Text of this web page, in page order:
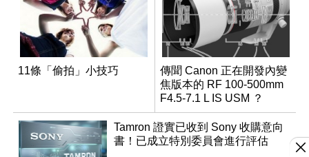
11條「偷拍」小技巧
傳聞 Canon 正在開發內變
焦版本的 RF 100-500mm
F4.5-7.1 L IS USM ？
Tamron 證實已收到 Sony 收購意向
書！已成立特別委員會進行評估